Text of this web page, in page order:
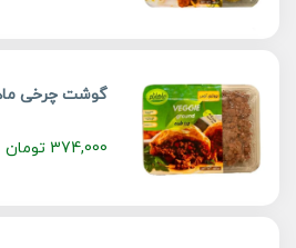
گوشت چرخی
374,000 تومان